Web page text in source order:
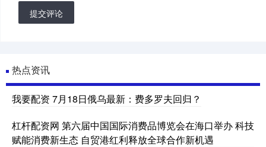
提交评论
热点资讯
我要配资 7月18日俄乌最新：费多罗夫回归？
杠杆配资网 第六届中国国际消费品博览会在海口举办 科技
赋能消费新生态 自贸港红利释放全球合作新机遇